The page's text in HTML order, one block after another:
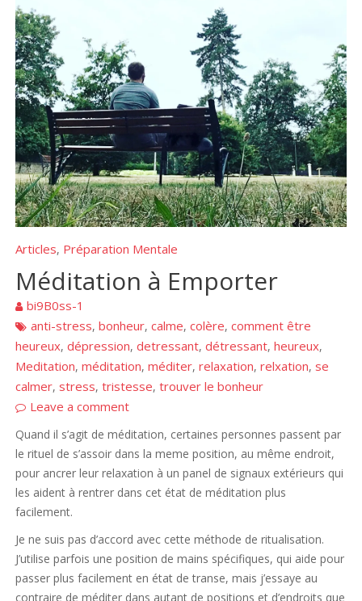
Articles, Préparation Mentale
Méditation à Emporter
bi9B0ss-1
anti-stress,bonheur,calme,colère,comment être
heureux,dépression,detressant,détressant,heureux,
Meditation,méditation,méditer,relaxation,relxation,se
calmer,stress,tristesse,trouver le bonheur
Leave a comment
Quand il s’agit de méditation, certaines personnes passent par
le rituel de s’assoir dans la meme position, au même endroit,
pour ancrer leur relaxation à un panel de signaux extérieurs qui
les aident à rentrer dans cet état de méditation plus
facilement.
Je ne suis pas d’accord avec cette méthode de ritualisation.
J’utilise parfois une position de mains spécifiques, qui aide pour
passer plus facilement en état de transe, mais j’essaye au
contraire de méditer dans autant de positions et d’endroits que